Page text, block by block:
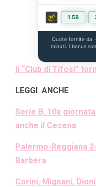
1.58
Quote fornite da
minuti. I bonus
Il “Club di Tifosi”
LEGGI ANCHE
Serie B, 10a
anche il Cesena
Palermo-Reggiana
Barbera
Corini, Mignani,